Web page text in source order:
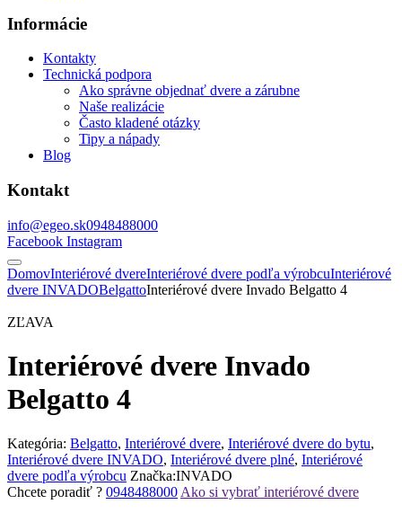
Informácie
Kontakty
Technická podpora
Ako správne objednať dvere a zárubne
Naše realizácie
Často kladené otázky
Tipy a nápady
Blog
Kontakt
info@egeo.sk0948488000
Facebook Instagram
DomovInteriérové dvereInteriérové dvere podľa výrobcuInteriérové
dvere INVADOBelgattoInteriérové dvere Invado Belgatto 4
ZĽAVA
Interiérové dvere Invado
Belgatto 4
Kategória: Belgatto, Interiérové dvere, Interiérové dvere do bytu,
Interiérové dvere INVADO, Interiérové dvere plné, Interiérové
dvere podľa výrobcu Značka:INVADO
Chcete poradiť ? 0948488000 Ako si vybrať interiérové dvere